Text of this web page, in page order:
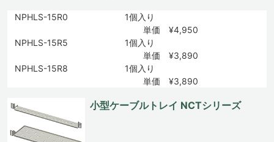
NPHLS-15R0
1個入り
単価 ¥4,950
NPHLS-15R5
1個入り
単価 ¥3,890
NPHLS-15R8
1個入り
単価 ¥3,890
小型ケーブルトレイ NCTシリーズ